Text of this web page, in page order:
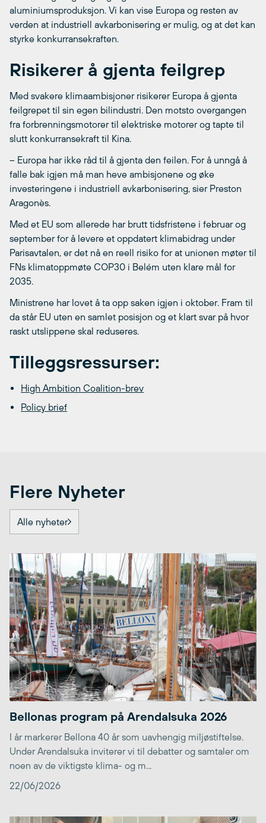
aluminiumsproduksjon. Vi kan vise Europa og resten av
verden at industriell avkarbonisering er mulig, og at det kan
styrke konkurransekraften.
Risikerer å gjenta feilgrep
Med svakere klimaambisjoner risikerer Europa å gjenta
feilgrepet til sin egen bilindustri. Den motsto overgangen
fra forbrenningsmotorer til elektriske motorer og tapte til
slutt konkurransekraft til Kina.
– Europa har ikke råd til å gjenta den feilen. For å unngå å
falle bak igjen må man heve ambisjonene og øke
investeringene i industriell avkarbonisering, sier Preston
Aragonès.
Med et EU som allerede har brutt tidsfristene i februar og
september for å levere et oppdatert klimabidrag under
Parisavtalen, er det nå en reell risiko for at unionen møter til
FNs klimatoppmøte COP30 i Belém uten klare mål for
2035.
Ministrene har lovet å ta opp saken igjen i oktober. Fram til
da står EU uten en samlet posisjon og et klart svar på hvor
raskt utslippene skal reduseres.
Tilleggsressurser:
High Ambition Coalition-brev
Policy brief
Flere Nyheter
Alle nyheter
Bellonas program på Arendalsuka 2026
I år markerer Bellona 40 år som uavhengig miljøstiftelse.
Under Arendalsuka inviterer vi til debatter og samtaler om
noen av de viktigste klima- og m...
22/06/2026